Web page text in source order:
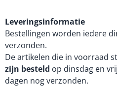
Leveringsinformatie
Bestellingen worden iedere
verzonden.
De artikelen die in voorraad
zijn besteld op dinsdag en
dagen nog verzonden.